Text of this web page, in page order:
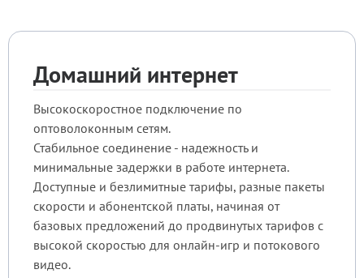
Домашний интернет
Высокоскоростное подключение по
оптоволоконным сетям.
Стабильное соединение - надежность и
минимальные задержки в работе интернета.
Доступные и безлимитные тарифы, разные пакеты
скорости и абонентской платы, начиная от
базовых предложений до продвинутых тарифов с
высокой скоростью для онлайн-игр и потокового
видео.